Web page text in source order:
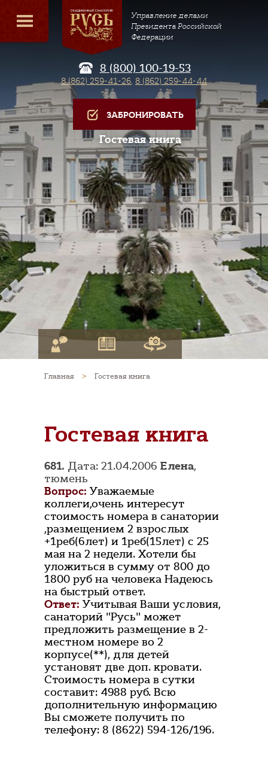
Управление делами
Президента Российской
Федерации
8 (800) 100-19-53
8 (862) 259-41-26, 8 (862) 259-44-44
ЗАБРОНИРОВАТЬ
Гостевая книга
Главная > Гостевая книга
Гостевая книга
681. Дата: 21.04.2006 Елена,
тюмень
Вопрос: Уважаемые
коллеги,очень интересут
стоимость номера в санатории
,размещением 2 взрослых
+1реб(6лет) и 1реб(15лет) с 25
мая на 2 недели. Хотели бы
уложиться в сумму от 800 до
1800 руб на человека Надеюсь
на быстрый ответ.
Ответ: Учитывая Ваши условия,
санаторий "Русь" может
предложить размещение в 2-
местном номере во 2
корпусе(**), для детей
установят две доп. кровати.
Стоимость номера в сутки
составит: 4988 руб. Всю
дополнительную информацию
Вы сможете получить по
телефону: 8 (8622) 594-126/196.